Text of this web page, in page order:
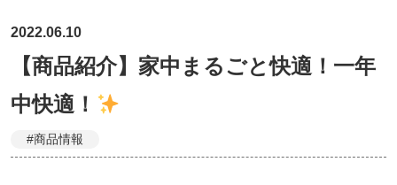
2022.06.10
【商品紹介】家中まるごと快適！一年
中快適！
#商品情報